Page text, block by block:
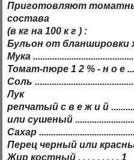
Приготовляют
состава
(в кг на 100 к г ) :
Бульон от бланшировки
Мука
Томат-пюре 1 2 % - н о е
Соль
Лук
репчатый с в е ж и й
или сушеный
Сахар
Перец черный или
Жир костный . . . . . . . . . 1